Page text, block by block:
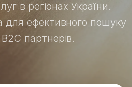
в регіонах України.
для ефективного пошуку
партнерів.